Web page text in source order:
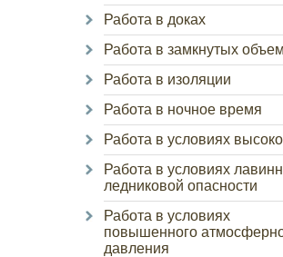
Работа в доках
Работа в замкнутых
Работа в изоляции
Работа в ночное время
Работа в условиях
Работа в условиях
ледниковой опасности
Работа в условиях
повышенного
давления